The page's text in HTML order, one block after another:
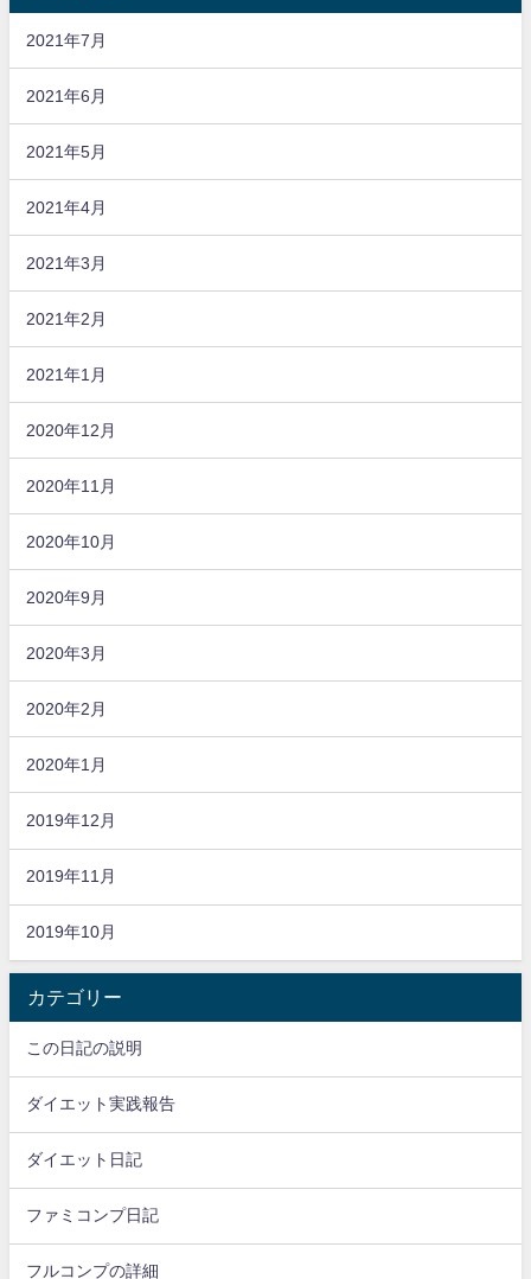
2021年7月
2021年6月
2021年5月
2021年4月
2021年3月
2021年2月
2021年1月
2020年12月
2020年11月
2020年10月
2020年9月
2020年3月
2020年2月
2020年1月
2019年12月
2019年11月
2019年10月
カテゴリー
この日記の説明
ダイエット実践報告
ダイエット日記
ファミコンプ日記
フルコンプの詳細